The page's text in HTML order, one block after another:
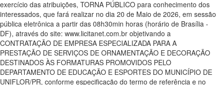
exercício das atribuições, TORNA PÚBLICO para conhecimento dos
interessados, que fará realizar no dia 20 de Maio de 2026, em sessão
pública eletrônica a partir das 08h30min horas (horário de Brasília -
DF), através do site: www.licitanet.com.br objetivando a
CONTRATAÇÃO DE EMPRESA ESPECIALIZADA PARA A
PRESTAÇÃO DE SERVIÇOS DE ORNAMENTAÇÃO E DECORAÇÃO
DESTINADOS ÀS FORMATURAS PROMOVIDOS PELO
DEPARTAMENTO DE EDUCAÇÃO E ESPORTES DO MUNICÍPIO DE
UNIFLOR/PR, conforme especificação do termo de referência e no